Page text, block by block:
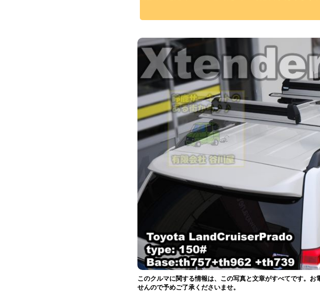
このクルマに関する情報は、この写真と文章がすべてです。
せんので予めご了承くださいませ。